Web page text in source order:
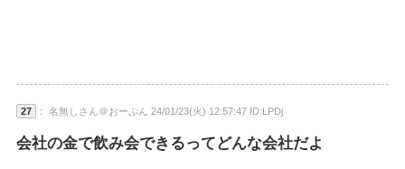
27 ： 名無しさん＠おーぷん 24/01/23(火) 12:57:47 ID:LPDj
会社の金で飲み会できるってどんな会社だよ